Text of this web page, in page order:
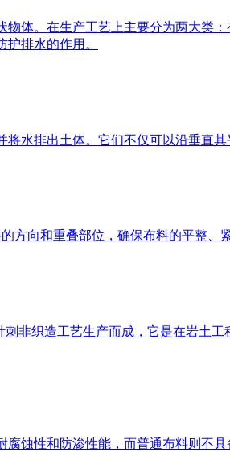
体。在生产工艺上主要分为两大类
排水的作用。
水排出土体。它们不仅可以沿垂直
方向和重叠部位，确保布料的平整、
非织造工艺生产而成，它是在岩土
蚀性和防渗性能，而普通布料则不具